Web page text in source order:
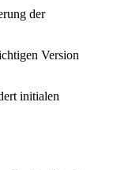
der
Version
initialen